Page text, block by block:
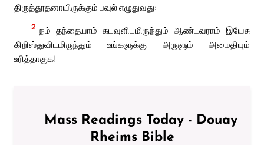
திருத்தூதனாயிருக்கும் பவுல் எழுதுவது:
2 நம் தந்தையாம் கடவுளிடமிருந்தும் ஆண்டவராம் இயேசு
கிறிஸ்துவிடமிருந்தும் உங்களுக்கு அருளும் அமைதியும்
உரித்தாகுக!
Mass Readings Today - Douay
Rheims Bible